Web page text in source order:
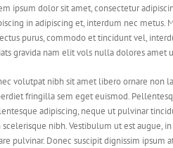
ipsum dolor sit amet, consectetur
in adipiscing et, interdum nec metus.
purus, commodo et tincidunt vel,
gravida nam elit vols nulla dolores amet
volutpat nibh sit amet libero ornare non
fringilla sem eget euismod.
adipiscing, neque ut pulvinar
scelerisque nibh. Vestibulum ut est augue,
pulvinar. Donec suscipit dignissim ipsum